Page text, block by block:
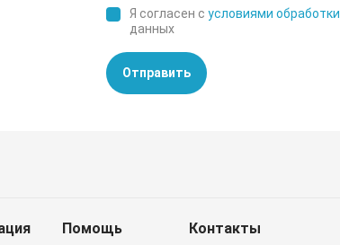
Я согласен сусловиями обработки
данных
Отправить
Помощь
Контакты